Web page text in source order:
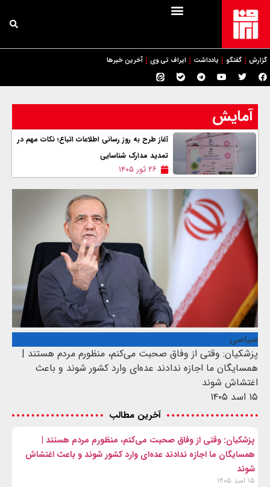
گزارش گفتگو یادداشت ایراف تی وی آخرین خبرها
آمایش
آغاز طرح به روز رسانی اطلاعات اتباع؛ نکات مهم در
تمدید مدارک شناسایی
۲۶ ثور ۱۴۰۵
سیاسی
پزشکیان: وقتی از وفاق صحبت می‌کنم، منظورم مردم هستند |
همسایگان ما اجازه ندادند عده‌ای وارد کشور شوند و باعث
اغتشاش شوند
۱۵ اسد ۱۴۰۵
آخرین مطالب
پزشکیان: وقتی از وفاق صحبت می‌کنم، منظورم مردم هستند |
همسایگان ما اجازه ندادند عده‌ای وارد کشور شوند و باعث اغتشاش
شوند
۱۵ اسد ۱۴۰۵